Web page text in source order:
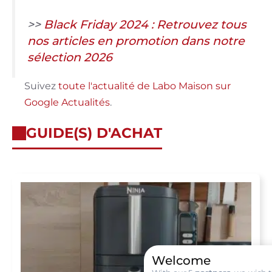
>> Black Friday 2024 : Retrouvez tous
nos articles en promotion dans notre
sélection 2026
Suivez toute l'actualité de Labo Maison sur
Google Actualités.
GUIDE(S) D'ACHAT
Welcome